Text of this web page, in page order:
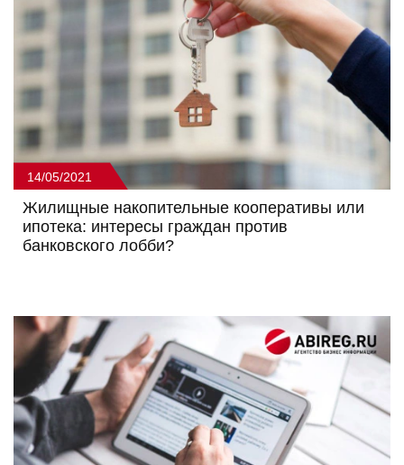
14/05/2021
Жилищные накопительные кооперативы или
ипотека: интересы граждан против
банковского лобби?